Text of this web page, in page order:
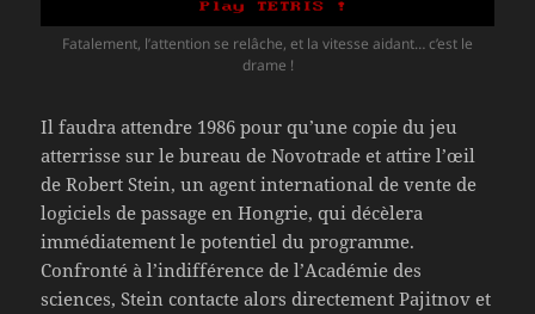
Fatalement, l’attention se relâche, et la vitesse aidant… c’est le
drame !
Il faudra attendre 1986 pour qu’une copie du jeu
atterrisse sur le bureau de Novotrade et attire l’œil
de Robert Stein, un agent international de vente de
logiciels de passage en Hongrie, qui décèlera
immédiatement le potentiel du programme.
Confronté à l’indifférence de l’Académie des
sciences, Stein contacte alors directement Pajitnov et